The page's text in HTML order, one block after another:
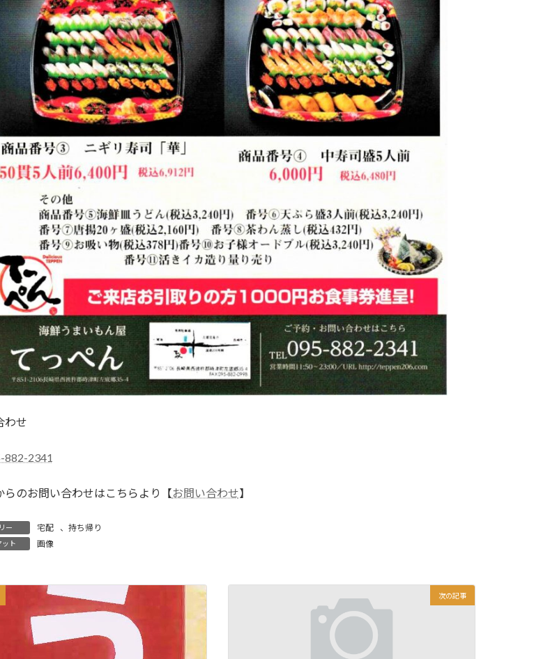
わせ
882-2341
らのお問い合わせはこちらより【お問い合わせ】
ー 宅配 、持ち帰り
ット 画像
次の記事